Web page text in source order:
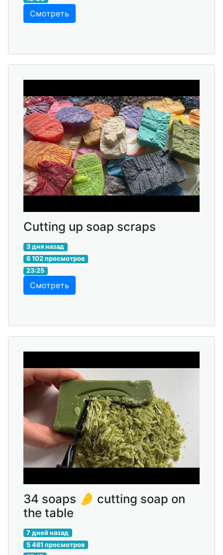
Смотреть
Cutting up soap scraps
3 дня назад
6 102 просмотров
23:25
Смотреть
34 soaps 🤌 cutting soap on
the table
7 дней назад
5 461 просмотров